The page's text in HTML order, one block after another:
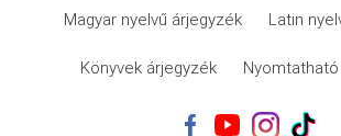
Magyar nyelvű árjegyzék Latin
Könyvek árjegyzék